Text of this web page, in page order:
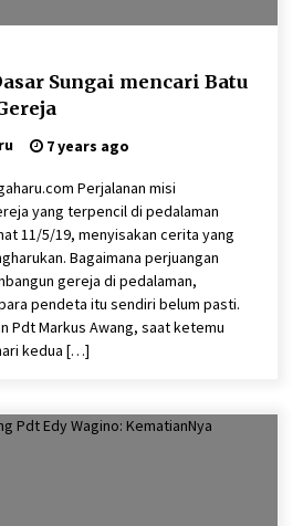
Sungai mencari Batu
7 years ago
Perjalanan misi
yang terpencil di pedalaman
11/5/19, menyisakan cerita yang
Bagaimana perjuangan
gereja di pedalaman,
pendeta itu sendiri belum pasti.
Pdt Markus Awang, saat ketemu
kedua […]